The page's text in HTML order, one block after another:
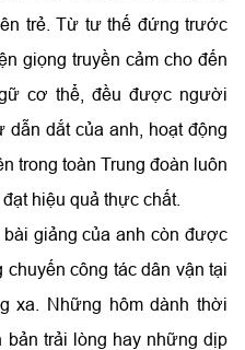
trẻ. Từ tư thế đứng trước
giọng truyền cảm cho đến
cơ thể, đều được người
dắt của anh, hoạt động
trong toàn Trung đoàn luôn
hiệu quả thực chất.
giảng của anh còn được
công tác dân vận tại
xa. Những hôm dành thời
trải lòng hay những dịp